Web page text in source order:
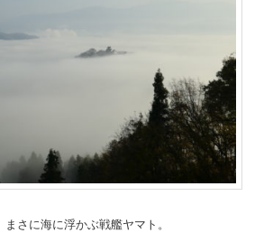
さに海に浮かぶ戦艦ヤマト。